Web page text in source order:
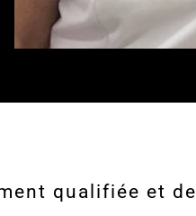
qualifiée et